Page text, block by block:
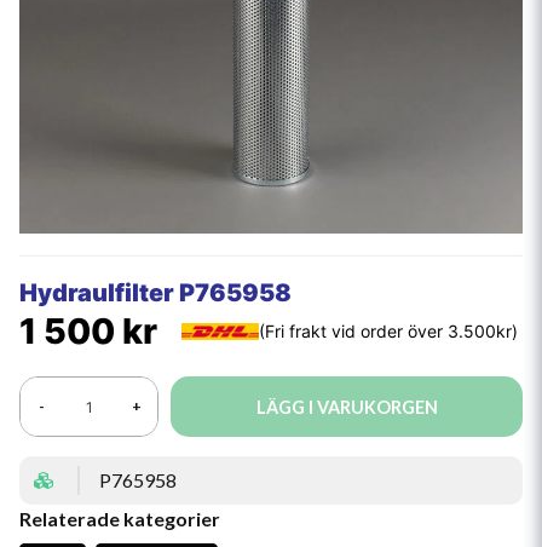
Hydraulfilter P765958
1 500 kr
- + LÄGG I VARUKORGEN
P765958
Relaterade kategorier